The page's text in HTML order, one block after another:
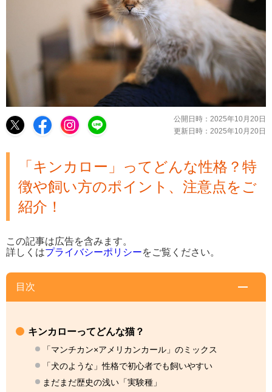
公開日時： 2025年10月20日
更新日時： 2025年10月20日
「キンカロー」ってどんな性格？特
徴や飼い方のポイント、注意点をご
紹介！
この記事は広告を含みます。
詳しくはプライバシーポリシーをご覧ください。
目次
キンカローってどんな猫？
「マンチカン×アメリカンカール」のミックス
「犬のような」性格で初心者でも飼いやすい
まだまだ歴史の浅い「実験種」